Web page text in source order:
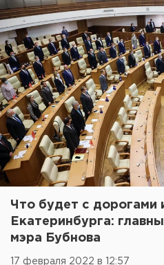
Что будет с дорогами
Екатеринбурга:
мэра Бубнова
17 февраля 2022 в 12:57